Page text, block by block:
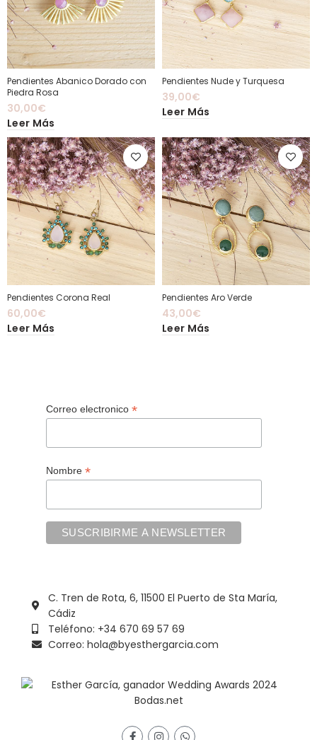
Pendientes Abanico Dorado con
Piedra Rosa
30,00€
Leer Más
Pendientes Nude y Turquesa
39,00€
Leer Más
Pendientes Corona Real
60,00€
Leer Más
Pendientes Aro Verde
43,00€
Leer Más
Correo electronico *
Nombre *
C. Tren de Rota, 6, 11500 El Puerto de Sta María,
Cádiz
Teléfono: +34 670 69 57 69
Correo: hola@byesthergarcia.com